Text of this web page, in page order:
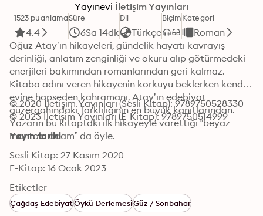
Yayınevi İletişim Yayınları
1523 puanlama
4.4
Süre
6Sa 14dk
Dil
Türkçe
BiçimKategori
Roman
Oğuz Atay’ın hikayeleri, gündelik hayatı kavrayış
derinliği, anlatım zenginliği ve okuru alıp götürmedeki
enerjileri bakımından romanlarından geri kalmaz.
Kitaba adını veren hikayenin korkuyu beklerken kendini
evine hapseden kahramanı, Atay’ın edebiyat
güzergahındaki farklılığının en büyük kanıtlarından.
Yazarın bu kitaptaki ilk hikayeyle varettiği “beyaz
mantolu adam” da öyle.
© 2020 İletişim Yayınları (Sesli Kitap): 9789750528330
© 2023 İletişim Yayınları (E-Kitap): 9789750514999
Yayın tarihi
Sesli Kitap: 27 Kasım 2020
E-Kitap: 16 Ocak 2023
Etiketler
Çağdaş EdebiyatÖykü DerlemesiGüz / Sonbahar